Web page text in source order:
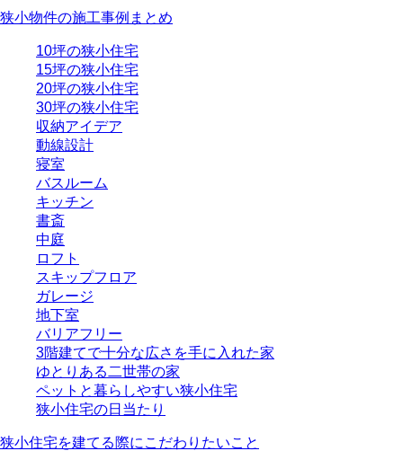
狭小物件の施工事例まとめ
10坪の狭小住宅
15坪の狭小住宅
20坪の狭小住宅
30坪の狭小住宅
収納アイデア
動線設計
寝室
バスルーム
キッチン
書斎
中庭
ロフト
スキップフロア
ガレージ
地下室
バリアフリー
3階建てで十分な広さを手に入れた家
ゆとりある二世帯の家
ペットと暮らしやすい狭小住宅
狭小住宅の日当たり
狭小住宅を建てる際にこだわりたいこと